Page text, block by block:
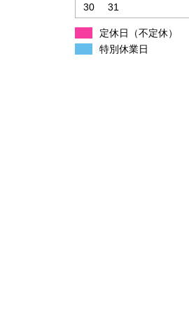
30
31
定休日（不定休）
特別休業日